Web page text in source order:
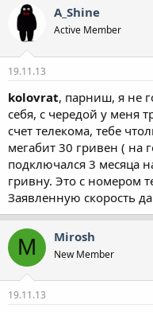
A_Shine
Active Member
19.11.13
kolovrat, парниш, я не
себя, с чередой у меня
счет телекома, тебе
мегабит 30 гривен ( на
подключался 3 месяца
гривну. Это с номером
Заявленную скорость
M Mirosh
New Member
19.11.13